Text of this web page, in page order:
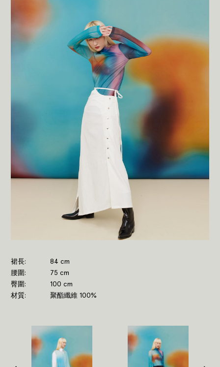
裙長
84 cm
腰圍
75 cm
臀圍
100 cm
材質
聚酯纖維 100%